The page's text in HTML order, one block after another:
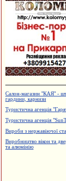
Магазин "Жалюзі"
утеплення фасадів